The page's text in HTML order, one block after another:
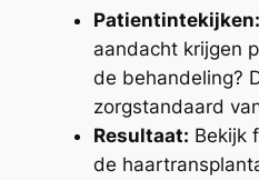
Patientintekijken:
aandacht krijgen
de behandeling?
zorgstandaard
Resultaat: Bekijk
de